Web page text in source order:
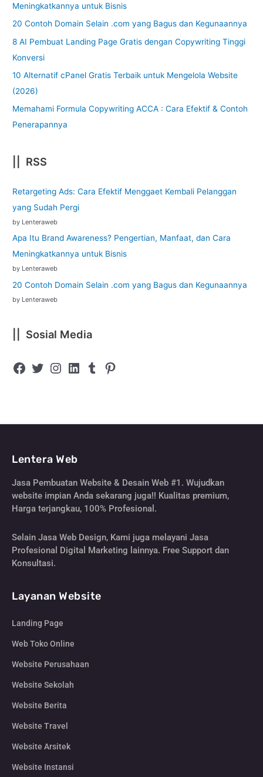
Meningkatkannya untuk Bisnis
20 Contoh Domain Selain .com yang Bagus dan Kegunaannya
8 AI Pembuat Landing Page Gratis dengan Copywriting Tinggi
Konversi
10 Alternatif cPanel Gratis Terbaik untuk Mengelola Website
(2026)
Memahami Formula Copywriting ACCA : Cara Efektif & Contoh
Penerapannya
|| RSS
Retargeting Ads: Cara Efektif Menggaet Kembali Pelanggan
yang Sudah Pergi
by Lenteraweb
Apa Itu Brand Awareness? Pengertian, Manfaat, dan Cara
Meningkatkannya untuk Bisnis
by Lenteraweb
20 Contoh Domain Selain .com yang Bagus dan Kegunaannya
by Lenteraweb
|| Sosial Media
Lentera Web
Jasa Pembuatan Website & Desain Web #1. Wujudkan
website impian Anda sekarang juga!! Kualitas premium,
Harga terjangkau, 100% Profesional.
Selain Jasa Web Design, Kami juga melayani Jasa
Profesional Digital Marketing lainnya. Free Support dan
Konsultasi.
Layanan Website
Landing Page
Web Toko Online
Website Perusahaan
Website Sekolah
Website Berita
Website Travel
Website Arsitek
Website Instansi